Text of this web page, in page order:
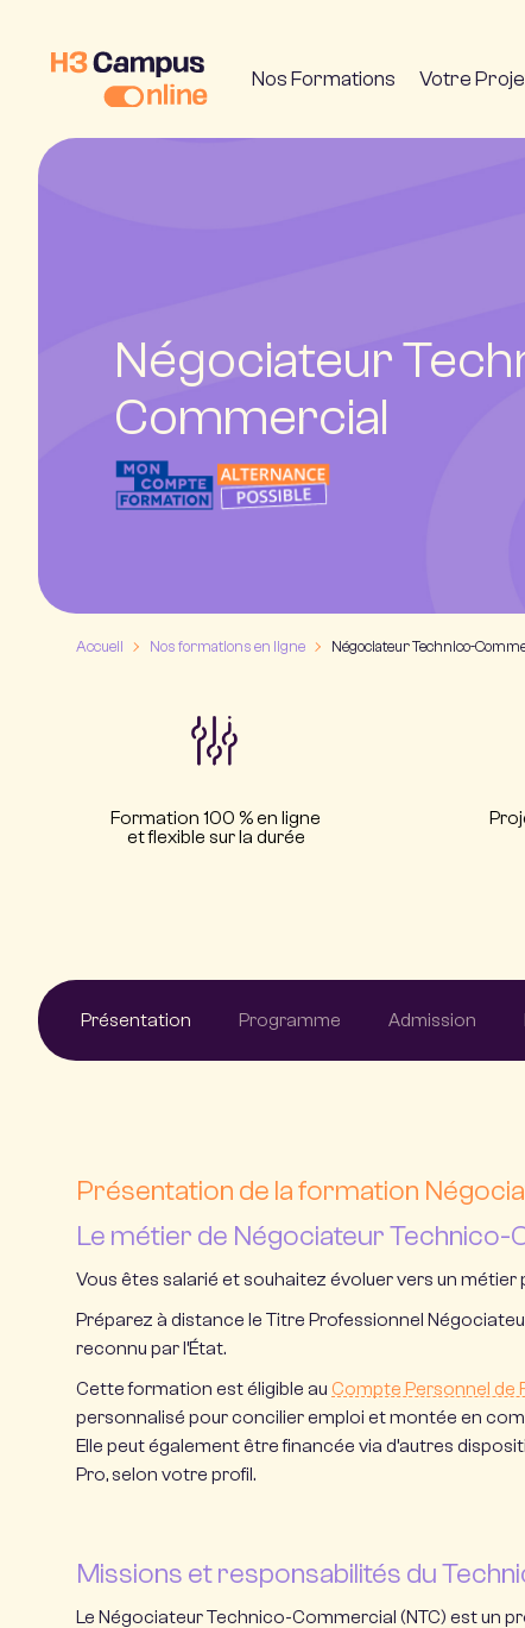
Nos Formations Votre
Négociateur
Commercial
Accueil Nos formations en ligne Négociateur Technico-
Formation 100 % en ligne
et flexible sur la durée
Présentation Programme Admission
Présentation de la formation
Le métier de Négociateur Technico-
Vous êtes salarié et souhaitez évoluer vers un
Préparez à distance le Titre Professionnel
reconnu par l’État.
Cette formation est éligible au Compte Personnel de
personnalisé pour concilier emploi et montée en
Elle peut également être financée via d’autres
Pro, selon votre profil.
Missions et responsabilités du
Le Négociateur Technico-Commercial (NTC) est un